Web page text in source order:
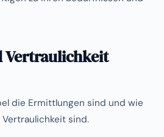
Vertraulichkeit
die Ermittlungen sind und wie
sind.